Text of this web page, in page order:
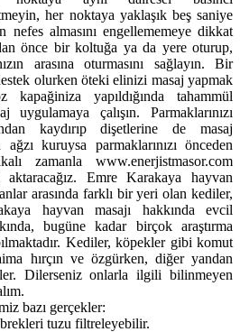
her noktaya yaklaşık beş saniye
nefes almasını engellememeye dikkat
önce bir koltuğa ya da yere oturup,
arasına oturmasını sağlayın. Bir
olurken öteki elinizi masaj yapmak
yapıldığında tahammül
uygulamaya çalışın. Parmaklarınızı
kaydırıp dişetlerine de masaj
kuruysa parmaklarınızı önceden
zamanla www.enerjistmasor.com
aktaracağız. Emre Karakaya hayvan
arasında farklı bir yeri olan kediler,
hayvan masajı hakkında evcil
bugüne kadar birçok araştırma
Kediler, köpekler gibi komut
hırçın ve özgürken, diğer yandan
Dilerseniz onlarla ilgili bilinmeyen
bazı gerçekler:
tuzu filtreleyebilir.